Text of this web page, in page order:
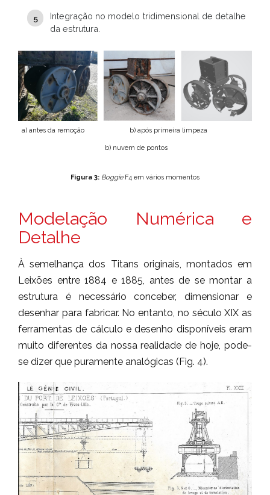
Integração no modelo tridimensional de detalhe
da estrutura.
a) antes da remoção b) após primeira limpeza
b) nuvem de pontos
Figura 3: BoggieF4 em vários momentos
Modelação Numérica e
Detalhe
À semelhança dos Titans originais, montados em
Leixões entre 1884 e 1885, antes de se montar a
estrutura é necessário conceber, dimensionar e
desenhar para fabricar. No entanto, no século XIX as
ferramentas de cálculo e desenho disponíveis eram
muito diferentes da nossa realidade de hoje, pode-
se dizer que puramente analógicas (Fig. 4).